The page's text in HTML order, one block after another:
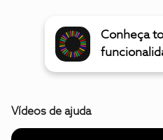
Conheça
Vídeos de ajuda